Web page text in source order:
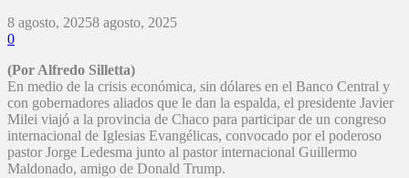
8 agosto, 20258 agosto, 2025
0
(Por Alfredo Silletta)
En medio de la crisis económica, sin dólares en el Banco Central y
con gobernadores aliados que le dan la espalda, el presidente Javier
Milei viajó a la provincia de Chaco para participar de un congreso
internacional de Iglesias Evangélicas, convocado por el poderoso
pastor Jorge Ledesma junto al pastor internacional Guillermo
Maldonado, amigo de Donald Trump.